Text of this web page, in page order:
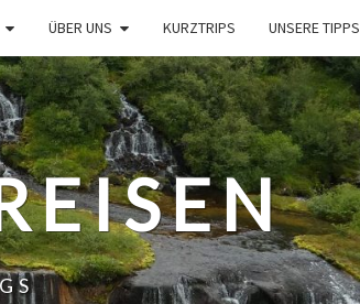
ÜBER UNS KURZTRIPS UNSERE TIPPS